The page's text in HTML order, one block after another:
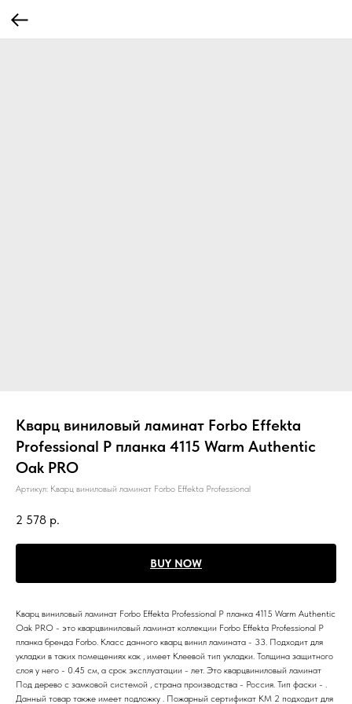
Кварц виниловый ламинат Forbo Effekta
Professional P планка 4115 Warm Authentic
Oak PRO
Артикул: Кварц виниловый ламинат Forbo Effekta Professional
2 578 р.
BUY NOW
Кварц виниловый ламинат Forbo Effekta Professional P планка 4115 Warm Authentic
Oak PRO - это кварцвиниловый ламинат коллекции Forbo Effekta Professional P
планка бренда Forbo. Класс данного кварц винил ламината - 33. Подходит для
укладки в таких помещениях как , имеет Клеевой тип укладки. Толщина защитного
слоя у него - 0.45 см, а срок эксплуатации - лет. Это кварцвиниловый ламинат
Под дерево с замковой системой , страна производства - Россия. Тип фаски - .
Данный товар также имеет подложку . Пожарный сертификат КМ 2 подходит для